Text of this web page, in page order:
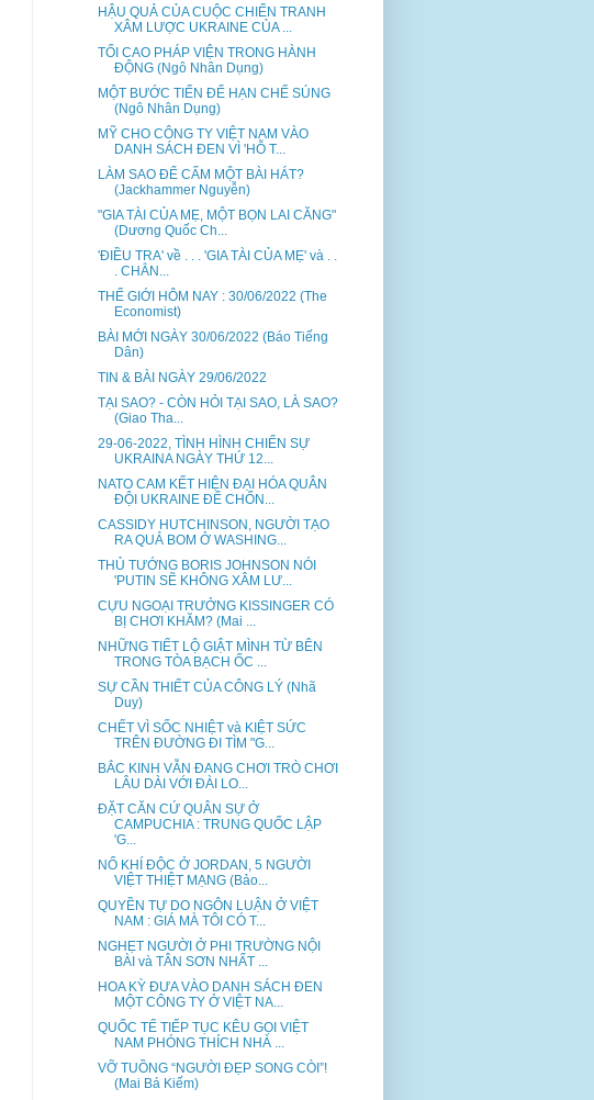
HẬU QUẢ CỦA CUỘC CHIẾN TRANH
XÂM LƯỢC UKRAINE CỦA ...
TỐI CAO PHÁP VIỆN TRONG HÀNH
ĐỘNG (Ngô Nhân Dụng)
MỘT BƯỚC TIẾN ĐỂ HẠN CHẾ SÚNG
(Ngô Nhân Dụng)
MỸ CHO CÔNG TY VIỆT NAM VÀO
DANH SÁCH ĐEN VÌ 'HỖ T...
LÀM SAO ĐỂ CẤM MỘT BÀI HÁT?
(Jackhammer Nguyễn)
"GIA TÀI CỦA MẸ, MỘT BỌN LAI CĂNG"
(Dương Quốc Ch...
'ĐIỀU TRA' về . . . 'GIA TÀI CỦA MẸ' và . .
. CHẲN...
THẾ GIỚI HÔM NAY : 30/06/2022 (The
Economist)
BÀI MỚI NGÀY 30/06/2022 (Báo Tiếng
Dân)
TIN & BÀI NGÀY 29/06/2022
TẠI SAO? - CÒN HỎI TẠI SAO, LÀ SAO?
(Giao Tha...
29-06-2022, TÌNH HÌNH CHIẾN SỰ
UKRAINA NGÀY THỨ 12...
NATO CAM KẾT HIỆN ĐẠI HÓA QUÂN
ĐỘI UKRAINE ĐỂ CHỐN...
CASSIDY HUTCHINSON, NGƯỜI TẠO
RA QUẢ BOM Ở WASHING...
THỦ TƯỚNG BORIS JOHNSON NÓI
'PUTIN SẼ KHÔNG XÂM LƯ...
CỰU NGOẠI TRƯỞNG KISSINGER CÓ
BỊ CHƠI KHĂM? (Mai ...
NHỮNG TIẾT LỘ GIẬT MÌNH TỪ BÊN
TRONG TÒA BẠCH ỐC ...
SỰ CẦN THIẾT CỦA CÔNG LÝ (Nhã
Duy)
CHẾT VÌ SỐC NHIỆT và KIỆT SỨC
TRÊN ĐƯỜNG ĐI TÌM "G...
BẮC KINH VẪN ĐANG CHƠI TRÒ CHƠI
LÂU DÀI VỚI ĐÀI LO...
ĐẶT CĂN CỨ QUÂN SỰ Ở
CAMPUCHIA : TRUNG QUỐC LẬP
'G...
NỔ KHÍ ĐỘC Ở JORDAN, 5 NGƯỜI
VIỆT THIỆT MẠNG (Bảo...
QUYỀN TỰ DO NGÔN LUẬN Ở VIỆT
NAM : GIÁ MÀ TÔI CÓ T...
NGHẸT NGƯỜI Ở PHI TRƯỜNG NỘI
BÀI và TÂN SƠN NHẤT ...
HOA KỲ ĐƯA VÀO DANH SÁCH ĐEN
MỘT CÔNG TY Ở VIỆT NA...
QUỐC TẾ TIẾP TỤC KÊU GỌI VIỆT
NAM PHÓNG THÍCH NHÀ ...
VỠ TUỒNG “NGƯỜI ĐẸP SONG CÒI”!
(Mai Bá Kiếm)